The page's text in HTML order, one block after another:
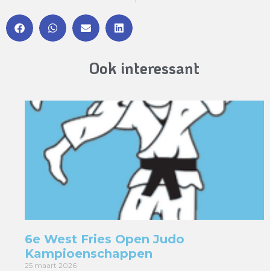
Ook interessant
6e West Fries Open Judo
Kampioenschappen
25 maart 2026